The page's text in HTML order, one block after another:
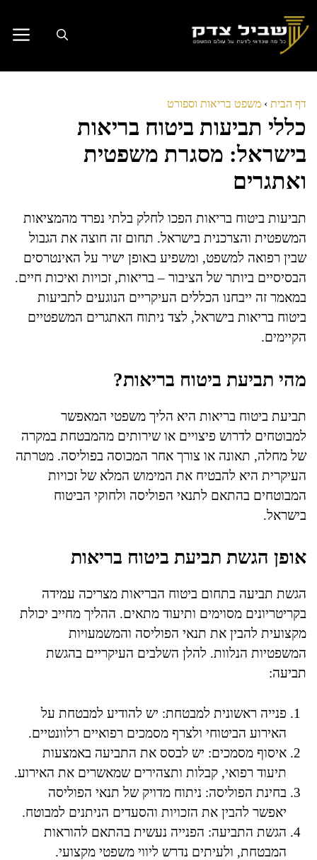
לתוכן
דף הבית › משפט בריאות וספורט
כללי תביעות ביטוח בריאות
בישראל: מסגרת משפטית
ואתגרים
תביעות ביטוח בריאות הפכו לחלק בלתי נפרד מהמציאות
המשפטית והצרכנית בישראל. תחום זה חוצה את הגבול
שבין רפואה למשפט, ומשפיע באופן ישיר על האינטרסים
הבסיסיים ביותר של הציבור – בריאות, זכויות ואיכות חיים.
במאמר זה ייבחנו הכללים העיקריים הנוגעים לתביעות
ביטוח בריאות בישראל, לצד ניתוח האתגרים המשפטיים
הקיימים.
מהי תביעת ביטוח בריאות?
תביעת ביטוח בריאות היא הליך משפטי המאפשר
למבוטחים לדרוש פיצויים או שירותים מהמבטחת במקרה
של מחלה, תאונה או צורך אחר המכוסה בפוליסה. מטרתה
העיקרית היא להבטיח את המימוש המלא של זכויות
המבוטחים בהתאם לתנאי הפוליסה ולחוקי הביטוח
בישראל.
אופן הגשת תביעת ביטוח בריאות
הגשת תביעה בתחום ביטוח הבריאות מצריכה עמידה
בקריטריונים מסוימים ותיעוד מתאים. ההליך מחייב יכולת
מקצועית להבין את תנאי הפוליסה והמשמעויות
המשפטיות הנלוות. להלן השלבים העיקריים בהגשת
תביעה:
פנייה ראשונית למבטחת: יש להודיע למבטחת על
האירוע הביטוחי ולצרף מסמכים רפואיים רלוונטיים.
איסוף מסמכים: יש לבסס את התביעה באמצעות
תיעוד רפואי, קבלות ותצהירים שמאשרים את האירוע.
בחינת הפוליסה: ניתוח מדויק של תנאי הפוליסה
יאפשר להבין את הזכויות והסעדים הניתנים למבוטח.
הגשת התביעה: הפנייה נעשית בהתאם להוראות
המבטחת, ולעיתים נדרש ליווי משפטי מקצועי.